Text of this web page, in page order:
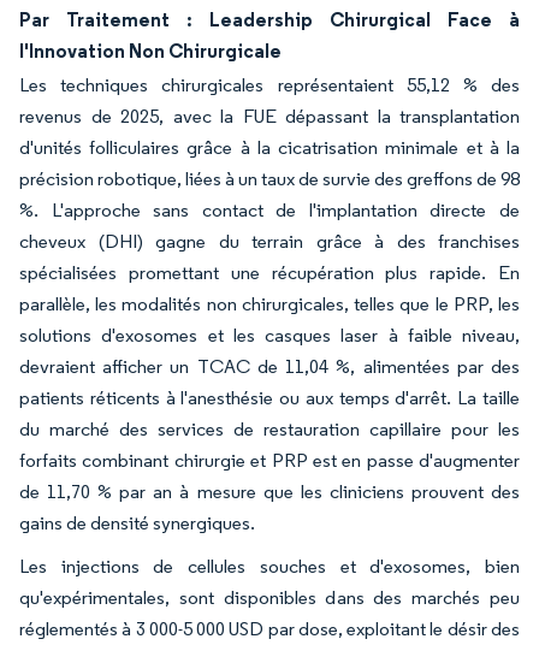
Par Traitement : Leadership Chirurgical Face à
l'Innovation Non Chirurgicale
Les techniques chirurgicales représentaient 55,12 % des
revenus de 2025, avec la FUE dépassant la transplantation
d'unités folliculaires grâce à la cicatrisation minimale et à la
précision robotique, liées à un taux de survie des greffons de 98
%. L'approche sans contact de l'implantation directe de
cheveux (DHI) gagne du terrain grâce à des franchises
spécialisées promettant une récupération plus rapide. En
parallèle, les modalités non chirurgicales, telles que le PRP, les
solutions d'exosomes et les casques laser à faible niveau,
devraient afficher un TCAC de 11,04 %, alimentées par des
patients réticents à l'anesthésie ou aux temps d'arrêt. La taille
du marché des services de restauration capillaire pour les
forfaits combinant chirurgie et PRP est en passe d'augmenter
de 11,70 % par an à mesure que les cliniciens prouvent des
gains de densité synergiques.
Les injections de cellules souches et d'exosomes, bien
qu'expérimentales, sont disponibles dans des marchés peu
réglementés à 3 000-5 000 USD par dose, exploitant le désir des